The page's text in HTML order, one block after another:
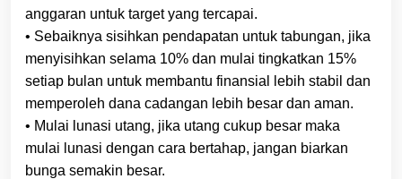
anggaran untuk target yang tercapai.
• Sebaiknya sisihkan pendapatan untuk tabungan, jika
menyisihkan selama 10% dan mulai tingkatkan 15%
setiap bulan untuk membantu finansial lebih stabil dan
memperoleh dana cadangan lebih besar dan aman.
• Mulai lunasi utang, jika utang cukup besar maka
mulai lunasi dengan cara bertahap, jangan biarkan
bunga semakin besar.